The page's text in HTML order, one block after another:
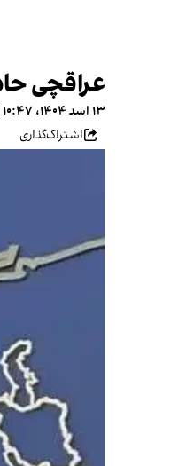
عراقچی
۱۳ اسد ۱۴۰۴، ۱۰:۴۷ (‎+۱ گرینویچ)
اشتراک‌گذاری